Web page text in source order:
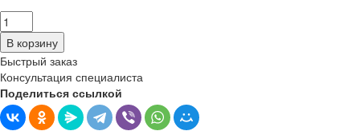
В корзину
Быстрый заказ
Консультация специалиста
Поделиться ссылкой